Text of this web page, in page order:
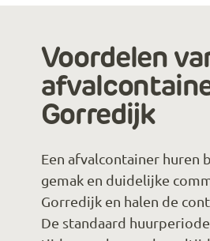
Voordelen
Gorredijk
Een afvalcontainer huren
gemak en duidelijke
Gorredijk en halen de
De standaard